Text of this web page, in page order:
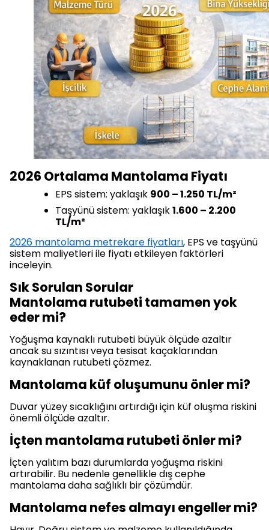
2026 Ortalama Mantolama Fiyatı
EPS sistem: yaklaşık 900 – 1.250 TL/m²
Taşyünü sistem: yaklaşık1.600 – 2.200
TL/m²
2026 mantolama metrekare fiyatları, EPS ve taşyünü
sistem maliyetleri ile fiyatı etkileyen faktörleri
inceleyin.
Sık Sorulan Sorular
Mantolama rutubeti tamamen yok
eder mi?
Yoğuşma kaynaklı rutubeti büyük ölçüde azaltır
ancak su sızıntısı veya tesisat kaçaklarından
kaynaklanan rutubeti çözmez.
Mantolama küf oluşumunu önler mi?
Duvar yüzey sıcaklığını artırdığı için küf oluşma riskini
önemli ölçüde azaltır.
İçten mantolama rutubeti önler mi?
İçten yalıtım bazı durumlarda yoğuşma riskini
artırabilir. Bu nedenle genellikle dış cephe
mantolama daha sağlıklı bir çözümdür.
Mantolama nefes almayı engeller mi?